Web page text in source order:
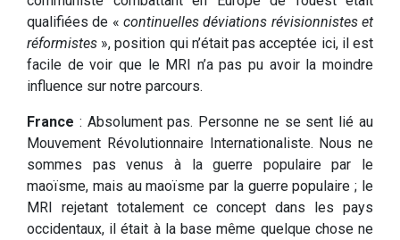
qualifiées de « continuelles déviations révisionnistes et
réformistes », position qui n’était pas acceptée ici, il est
facile de voir que le MRI n’a pas pu avoir la moindre
influence sur notre parcours.
France : Absolument pas. Personne ne se sent lié au
Mouvement Révolutionnaire Internationaliste. Nous ne
sommes pas venus à la guerre populaire par le
maoïsme, mais au maoïsme par la guerre populaire ; le
MRI rejetant totalement ce concept dans les pays
occidentaux, il était à la base même quelque chose ne